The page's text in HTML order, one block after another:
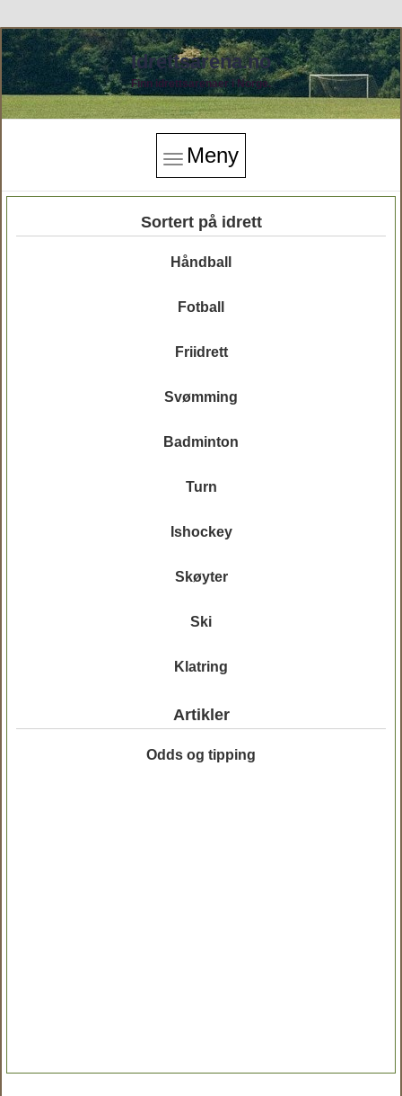
Idrettsarena.no
Finn idrettsarenaer i Norge.
Meny
Sortert på idrett
Håndball
Fotball
Friidrett
Svømming
Badminton
Turn
Ishockey
Skøyter
Ski
Klatring
Artikler
Odds og tipping